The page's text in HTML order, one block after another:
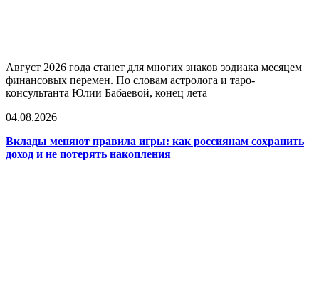
Август 2026 года станет для многих знаков зодиака месяцем
финансовых перемен. По словам астролога и таро-
консультанта Юлии Бабаевой, конец лета
04.08.2026
Вклады меняют правила игры: как россиянам сохранить
доход и не потерять накопления